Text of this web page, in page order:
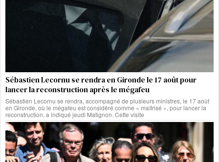
Sébastien Lecornu se rendra en Gironde le 17 août pour
lancer la reconstruction après le mégafeu
Sébastien Lecornu se rendra, accompagné de plusieurs ministres, le 17 août
en Gironde, où le mégafeu est considéré comme « maîtrisé », pour lancer la
reconstruction, a indiqué jeudi Matignon. Cette visite